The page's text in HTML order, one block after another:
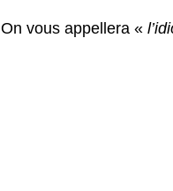
On vous appellera «